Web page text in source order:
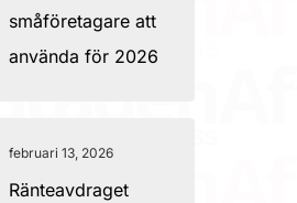
småföretagare att
använda för 2026
februari 13, 2026
Ränteavdraget